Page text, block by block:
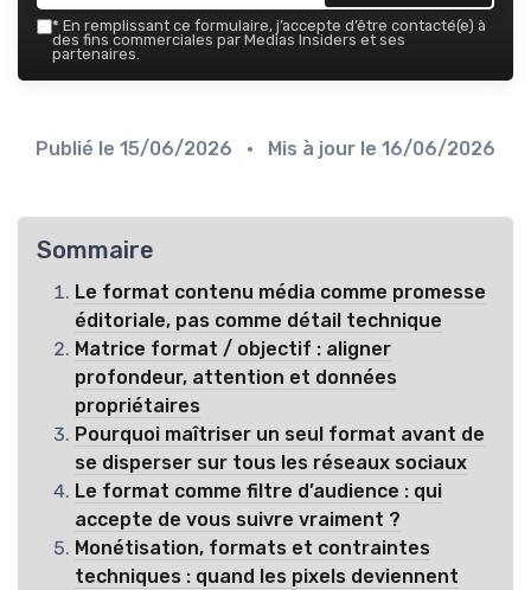
* En remplissant ce formulaire, j’accepte d’être contacté(e) à
des fins commerciales par Medias Insiders et ses
partenaires.
Publié le 15/06/2026 • Mis à jour le 16/06/2026
Sommaire
Le format contenu média comme promesse
éditoriale, pas comme détail technique
Matrice format / objectif : aligner
profondeur, attention et données
propriétaires
Pourquoi maîtriser un seul format avant de
se disperser sur tous les réseaux sociaux
Le format comme filtre d’audience : qui
accepte de vous suivre vraiment ?
Monétisation, formats et contraintes
techniques : quand les pixels deviennent